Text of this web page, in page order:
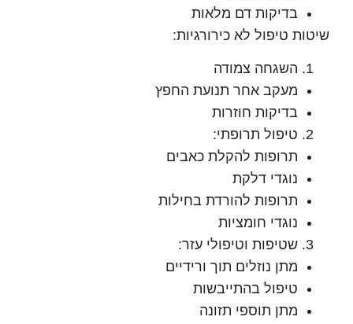
בדיקות דם מלאות
טיפול לא כירורגיות:
השגחה צמודה
מעקב אחר תנועת החפץ
בדיקות חוזרות
טיפול תרופתי:
תרופות להקלת כאבים
נוגדי דלקת
תרופות להורדת בחילות
נוגדי חומציות
שטיפות וטיפולי עזר:
מתן נוזלים תוך ורידיים
טיפול בהתייבשות
מתן תוספי תזונה